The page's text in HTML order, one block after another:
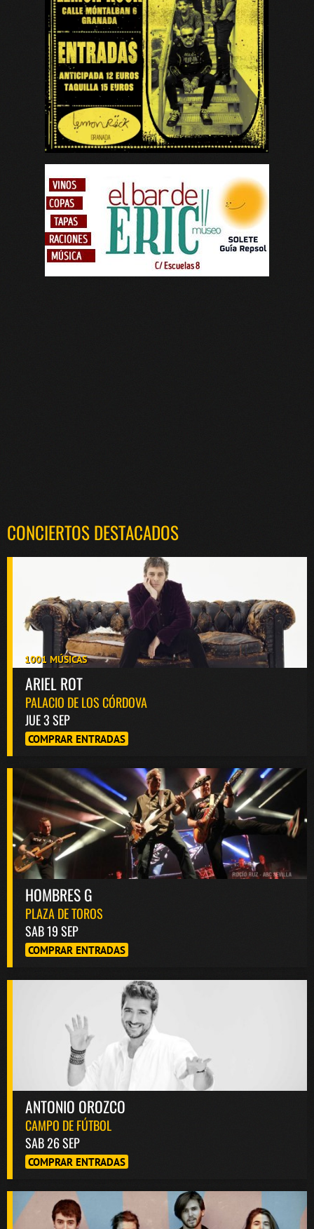
CONCIERTOS DESTACADOS
1001 MÚSICAS
ARIEL ROT
PALACIO DE LOS CÓRDOVA
JUE 3 SEP
COMPRAR ENTRADAS
HOMBRES G
PLAZA DE TOROS
SAB 19 SEP
COMPRAR ENTRADAS
ANTONIO OROZCO
CAMPO DE FÚTBOL
SAB 26 SEP
COMPRAR ENTRADAS